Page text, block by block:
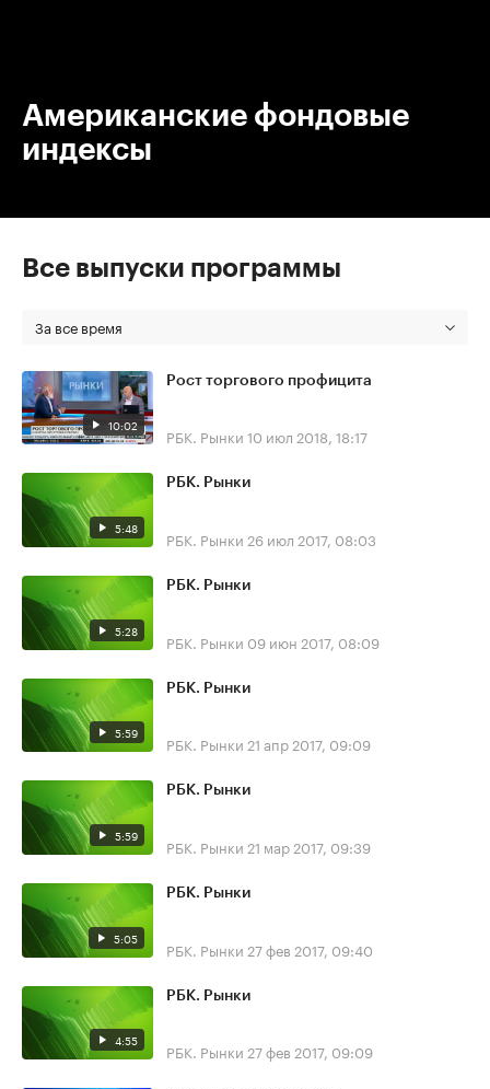
Американские фондовые
индексы
Все выпуски программы
За все время
10:02
Рост торгового профицита
РБК. Рынки 10 июл 2018, 18:17
5:48
РБК. Рынки
РБК. Рынки 26 июл 2017, 08:03
5:28
РБК. Рынки
РБК. Рынки 09 июн 2017, 08:09
5:59
РБК. Рынки
РБК. Рынки 21 апр 2017, 09:09
5:59
РБК. Рынки
РБК. Рынки 21 мар 2017, 09:39
5:05
РБК. Рынки
РБК. Рынки 27 фев 2017, 09:40
4:55
РБК. Рынки
РБК. Рынки 27 фев 2017, 09:09